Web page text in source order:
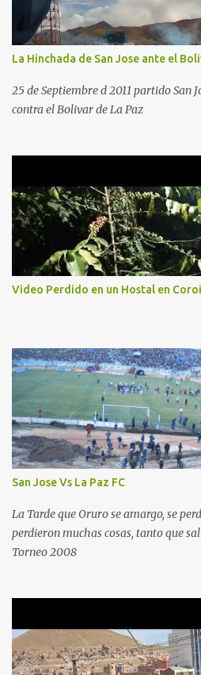
La Hinchada de San Jose ante el
25 de Septiembre d 2011 partido San
contra el Bolivar de La Paz
Video Perdido en un Hostal en
San Jose Vs La Paz FC
La Tarde que Oruro se amargo, se
perdieron muchas cosas, tanto que
Torneo 2008